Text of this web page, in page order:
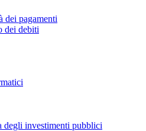
dei pagamenti
dei debiti
degli investimenti pubblici